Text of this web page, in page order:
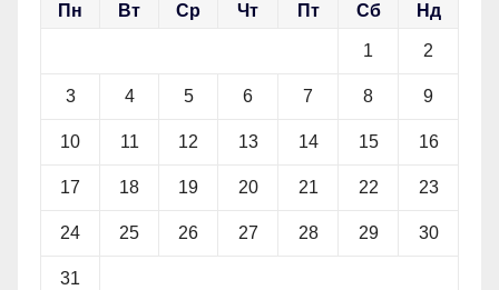
Пн Вт Ср Чт Пт Сб Нд
1 2
3 4 5 6 7 8 9
10 11 12 13 14 15 16
17 18 19 20 21 22 23
24 25 26 27 28 29 30
31